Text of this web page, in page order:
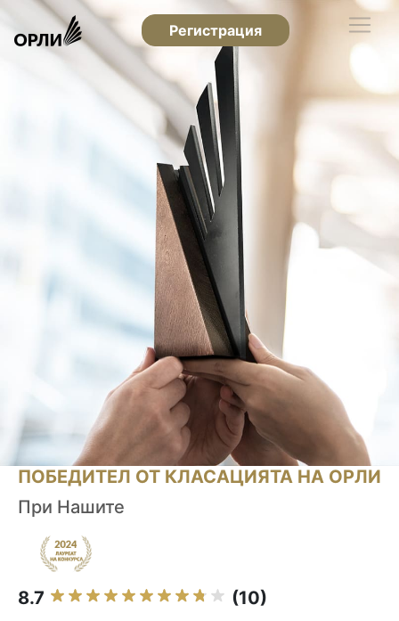
Регистрация
ПОБЕДИТЕЛ ОТ КЛАСАЦИЯТА НА ОРЛИ
При Нашите
8.7 (10)